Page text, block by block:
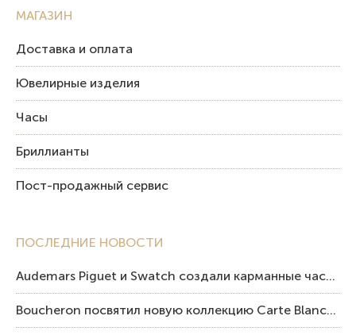
ПОСЛЕДНИЕ НОВОСТИ
Audemars Piguet и Swatch создали карманные часы в эстетике Royal Oak и Pop Art
Boucheron посвятил новую коллекцию Carte Blanche Human Being человеку и силе мастерства
МАГАЗИН
Доставка и оплата
Ювелирные изделия
Часы
Бриллианты
Пост-продажный сервис